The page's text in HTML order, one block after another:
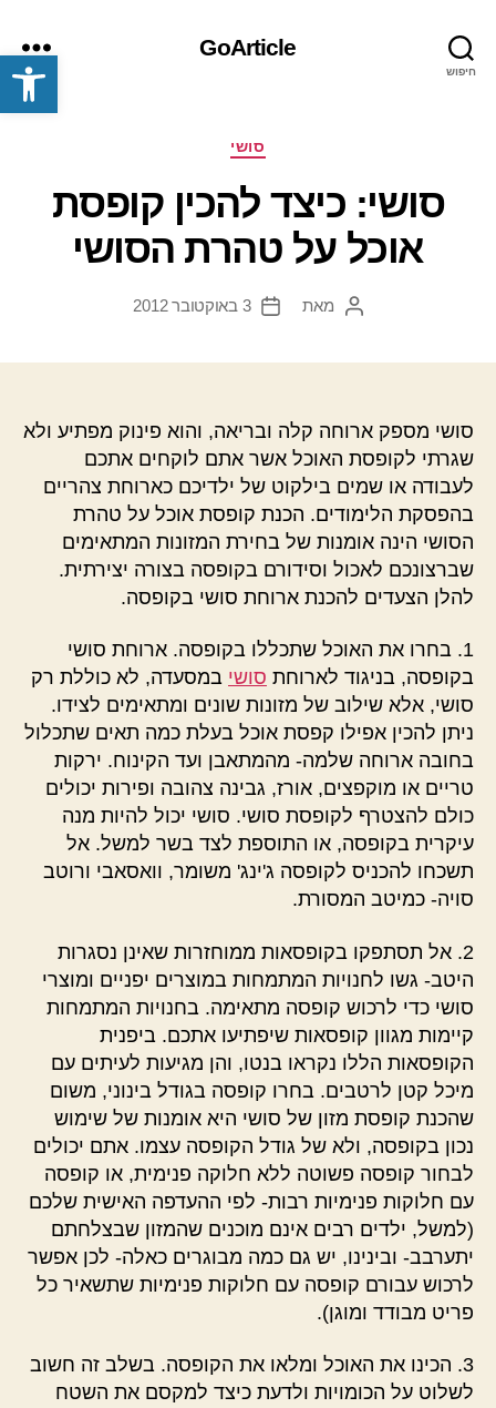
פתח סרגל נגישות חיפוש
GoArticle
תפריט
קטגוריותסושי
סושי: כיצד להכין קופסת
אוכל על טהרת הסושי
המחבר
מאת
תאריך
3 באוקטובר 2012
סושי מספק ארוחה קלה ובריאה, והוא פינוק מפתיע ולא
שגרתי לקופסת האוכל אשר אתם לוקחים אתכם
לעבודה או שמים בילקוט של ילדיכם כארוחת צהריים
בהפסקת הלימודים. הכנת קופסת אוכל על טהרת
הסושי הינה אומנות של בחירת המזונות המתאימים
שברצונכם לאכול וסידורם בקופסה בצורה יצירתית.
להלן הצעדים להכנת ארוחת סושי בקופסה.
1. בחרו את האוכל שתכללו בקופסה. ארוחת סושי
בקופסה, בניגוד לארוחת סושי במסעדה, לא כוללת רק
סושי, אלא שילוב של מזונות שונים ומתאימים לצידו.
ניתן להכין אפילו קפסת אוכל בעלת כמה תאים שתכלול
בחובה ארוחה שלמה- מהמתאבן ועד הקינוח. ירקות
טריים או מוקפצים, אורז, גבינה צהובה ופירות יכולים
כולם להצטרף לקופסת סושי. סושי יכול להיות מנה
עיקרית בקופסה, או התוספת לצד בשר למשל. אל
תשכחו להכניס לקופסה ג'ינג' משומר, וואסאבי ורוטב
סויה- כמיטב המסורת.
2. אל תסתפקו בקופסאות ממוחזרות שאינן נסגרות
היטב- גשו לחנויות המתמחות במוצרים יפניים ומוצרי
סושי כדי לרכוש קופסה מתאימה. בחנויות המתמחות
קיימות מגוון קופסאות שיפתיעו אתכם. ביפנית
הקופסאות הללו נקראו בנטו, והן מגיעות לעיתים עם
מיכל קטן לרטבים. בחרו קופסה בגודל בינוני, משום
שהכנת קופסת מזון של סושי היא אומנות של שימוש
נכון בקופסה, ולא של גודל הקופסה עצמו. אתם יכולים
לבחור קופסה פשוטה ללא חלוקה פנימית, או קופסה
עם חלוקות פנימיות רבות- לפי ההעדפה האישית שלכם
(למשל, ילדים רבים אינם מוכנים שהמזון שבצלחתם
יתערבב- ובינינו, יש גם כמה מבוגרים כאלה- לכן אפשר
לרכוש עבורם קופסה עם חלוקות פנימיות שתשאיר כל
פריט מבודד ומוגן).
3. הכינו את האוכל ומלאו את הקופסה. בשלב זה חשוב
לשלוט על הכומויות ולדעת כיצד למקסם את השטח